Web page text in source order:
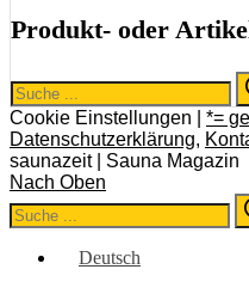
Produkt- oder
Search
for:
Cookie Einstellungen | *=
Datenschutzerklärung,
saunazeit | Sauna Magazin
Nach Oben
Search
for:
Deutsch